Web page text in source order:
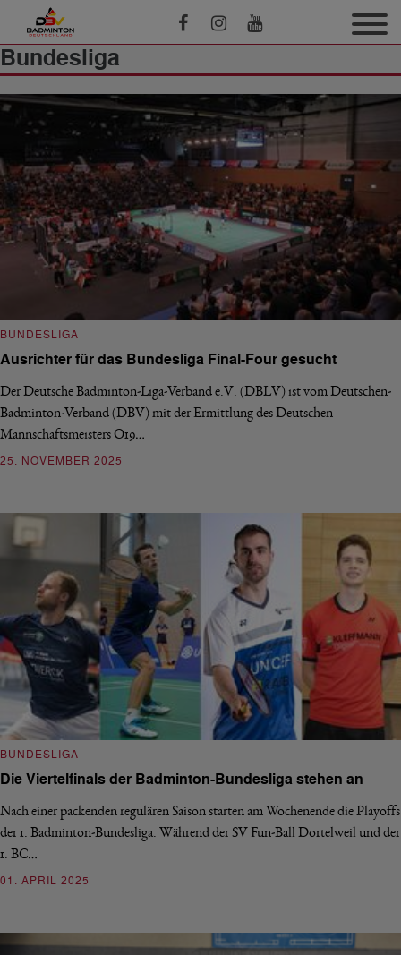
Bundesliga
BUNDESLIGA
Ausrichter für das Bundesliga Final-Four gesucht
Der Deutsche Badminton-Liga-Verband e.V. (DBLV) ist vom Deutschen-
Badminton-Verband (DBV) mit der Ermittlung des Deutschen
Mannschaftsmeisters O19…
25. NOVEMBER 2025
BUNDESLIGA
Die Viertelfinals der Badminton-Bundesliga stehen an
Nach einer packenden regulären Saison starten am Wochenende die Playoffs
der 1. Badminton-Bundesliga. Während der SV Fun-Ball Dortelweil und der
1. BC…
01. APRIL 2025